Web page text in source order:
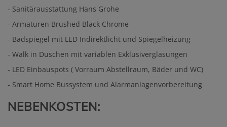
- Sanitärausstattung Hans Grohe
- Armaturen Brushed Black Chrome
- Badspiegel mit LED Indirektlicht und Spiegelheizung
- Walk in Duschen mit variablen Exklusiverglasungen
- LED Einbauspots ( Vorraum Abstellraum, Bäder und WC)
- Smart Home Bussystem und Alarmanlagenvorbereitung
NEBENKOSTEN: